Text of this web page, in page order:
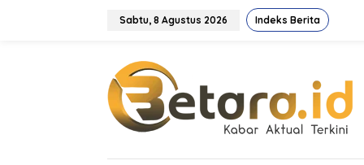
Sabtu, 8 Agustus 2026 Indeks Berita